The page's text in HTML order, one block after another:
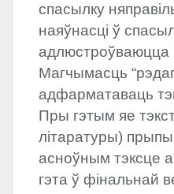
спасылку
наяўнасці ў
адлюстроўваюцца
Магчымасць
адфарматаваць
Пры гэтым яе
літаратуры)
асноўным тэксце
гэта ў фінальнай